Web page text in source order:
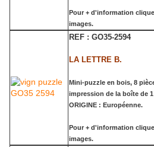
Pour + d'information
images.
REF : GO35-2594
LA LETTRE B.
Mini-puzzle en bois, 8
impression de la boîte de
ORIGINE : Européenne.
Pour + d'information
images.